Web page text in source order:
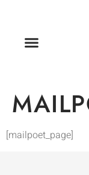
[mailpoet_page]